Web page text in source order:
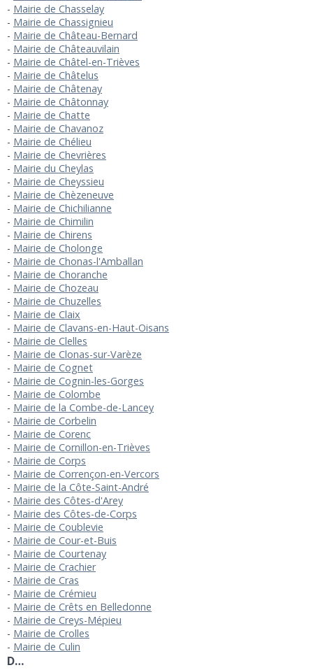
Mairie de Chasselay
Mairie de Chassignieu
Mairie de Château-Bernard
Mairie de Châteauvilain
Mairie de Châtel-en-Trièves
Mairie de Châtelus
Mairie de Châtenay
Mairie de Châtonnay
Mairie de Chatte
Mairie de Chavanoz
Mairie de Chélieu
Mairie de Chevrières
Mairie du Cheylas
Mairie de Cheyssieu
Mairie de Chèzeneuve
Mairie de Chichilianne
Mairie de Chimilin
Mairie de Chirens
Mairie de Cholonge
Mairie de Chonas-l'Amballan
Mairie de Choranche
Mairie de Chozeau
Mairie de Chuzelles
Mairie de Claix
Mairie de Clavans-en-Haut-Oisans
Mairie de Clelles
Mairie de Clonas-sur-Varèze
Mairie de Cognet
Mairie de Cognin-les-Gorges
Mairie de Colombe
Mairie de la Combe-de-Lancey
Mairie de Corbelin
Mairie de Corenc
Mairie de Cornillon-en-Trièves
Mairie de Corps
Mairie de Corrençon-en-Vercors
Mairie de la Côte-Saint-André
Mairie des Côtes-d'Arey
Mairie des Côtes-de-Corps
Mairie de Coublevie
Mairie de Cour-et-Buis
Mairie de Courtenay
Mairie de Crachier
Mairie de Cras
Mairie de Crémieu
Mairie de Crêts en Belledonne
Mairie de Creys-Mépieu
Mairie de Crolles
Mairie de Culin
D…